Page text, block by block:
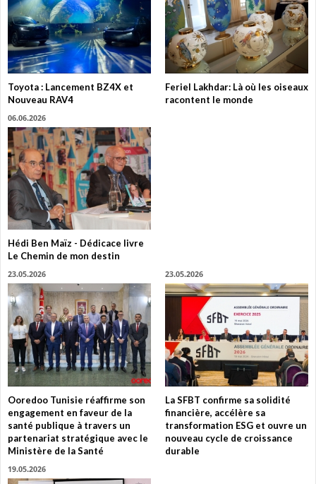
Toyota : Lancement BZ4X et
Nouveau RAV4
Feriel Lakhdar: Là où les oiseaux
racontent le monde
06.06.2026
Hédi Ben Maïz - Dédicace livre
Le Chemin de mon destin
23.05.2026
Ooredoo Tunisie réaffirme son
engagement en faveur de la
santé publique à travers un
partenariat stratégique avec le
Ministère de la Santé
23.05.2026
La SFBT confirme sa solidité
financière, accélère sa
transformation ESG et ouvre un
nouveau cycle de croissance
durable
19.05.2026